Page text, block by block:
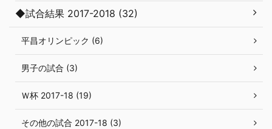
◆試合結果 2017-2018 (32)
平昌オリンピック (6)
男子の試合 (3)
Ｗ杯 2017-18 (19)
その他の試合 2017-18 (3)